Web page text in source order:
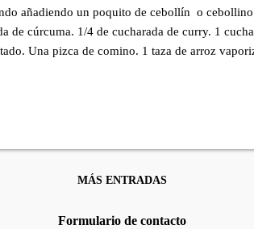
añadiendo un poquito de cebollín o
de cúrcuma. 1/4 de cucharada de curry. 1
Una pizca de comino. 1 taza de arroz
a media baja. Se cocina en 20
MÁS ENTRADAS
Formulario de contacto